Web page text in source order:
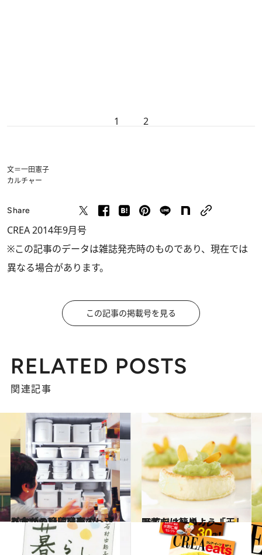
1 2
文＝一田憲子
カルチャー
Share
CREA 2014年9月号
※この記事のデータは雑誌発売時のものであり、現在では
異なる場合があります。
この記事の掲載号を見る
RELATED POSTS
関連記事
2014.6.13
あなたの冷蔵庫をすっきりさせる野田琺瑯のレシピ本がついに発売！
グルメ 2012.4.23
干すだけ簡単！ 「干し野菜をはじめよう！」
カルチャー